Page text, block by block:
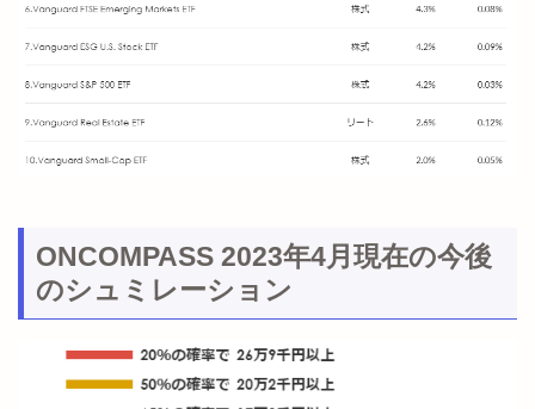
ONCOMPASS 2023年4月現在の今後
のシュミレーション